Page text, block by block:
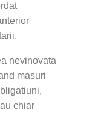
nevinovata
masuri
chiar